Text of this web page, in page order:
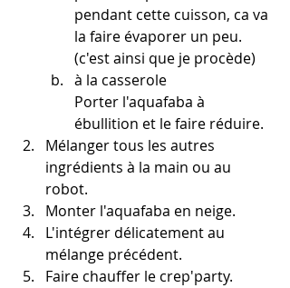
pendant cette cuisson, ca va
la faire évaporer un peu.
(c'est ainsi que je procède)
à la casserole
Porter l'aquafaba à
ébullition et le faire réduire.
Mélanger tous les autres
ingrédients à la main ou au
robot.
Monter l'aquafaba en neige.
L'intégrer délicatement au
mélange précédent.
Faire chauffer le crep'party.